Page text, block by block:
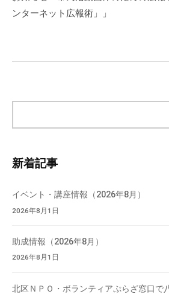
ー
ン
ンターネット広報術」」
検
新着記事
イベント・講座情報（2026年8月）
2026年8月1日
助成情報（2026年8月）
2026年8月1日
北区ＮＰＯ・ボランティアぷらざ窓口で